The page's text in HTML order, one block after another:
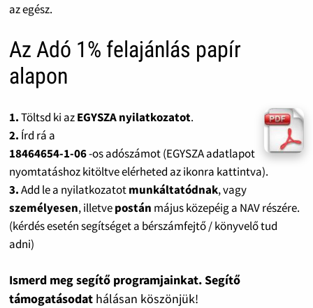
az egész.
Az Adó 1% felajánlás papír
alapon
1.Töltsd ki azEGYSZA nyilatkozatot.
2. Írd rá a
18464654-1-06-os adószámot (EGYSZA adatlapot
nyomtatáshoz kitöltve elérheted az ikonra kattintva).
3.Add le a nyilatkozatotmunkáltatódnak, vagy
személyesen, illetvepostán május közepéig a NAV részére.
(kérdés esetén segítséget a bérszámfejtő / könyvelő tud
adni)
Ismerd meg segítő programjainkat. Segítő
támogatásodat hálásan köszönjük!